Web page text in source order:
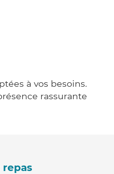
à vos besoins.
rassurante
repas